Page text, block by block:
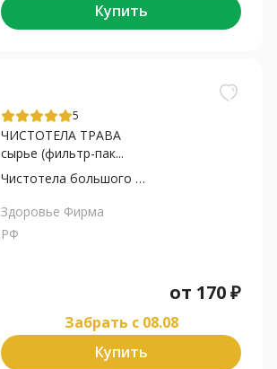
Купить
5
ЧИСТОТЕЛА ТРАВА
сырье (фильтр-пак...
Чистотела большого трава
Здоровье Фирма
РФ
от 170₽
Забрать c 08.08
Купить